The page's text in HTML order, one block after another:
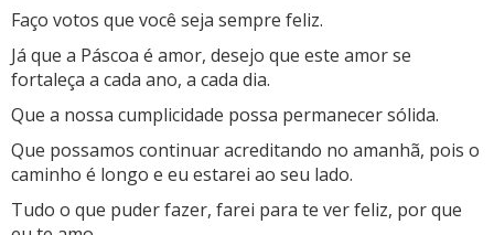
Faço votos que você seja sempre feliz.
Já que a Páscoa é amor, desejo que este amor se
fortaleça a cada ano, a cada dia.
Que a nossa cumplicidade possa permanecer sólida.
Que possamos continuar acreditando no amanhã, pois o
caminho é longo e eu estarei ao seu lado.
Tudo o que puder fazer, farei para te ver feliz, por que